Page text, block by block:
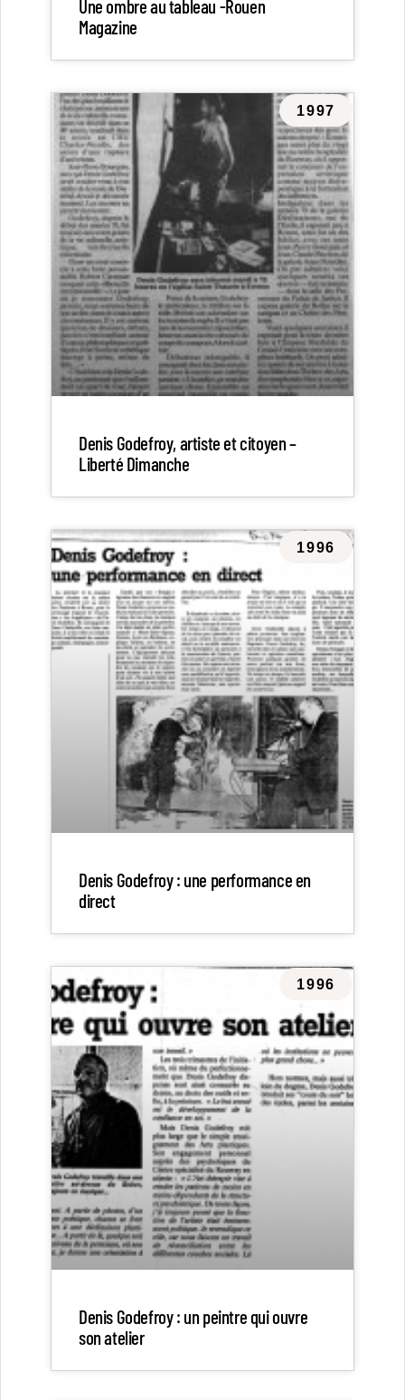
Une ombre au tableau -Rouen
Magazine
1997
Denis Godefroy, artiste et citoyen –
Liberté Dimanche
1996
Denis Godefroy : une performance en
direct
1996
Denis Godefroy : un peintre qui ouvre
son atelier